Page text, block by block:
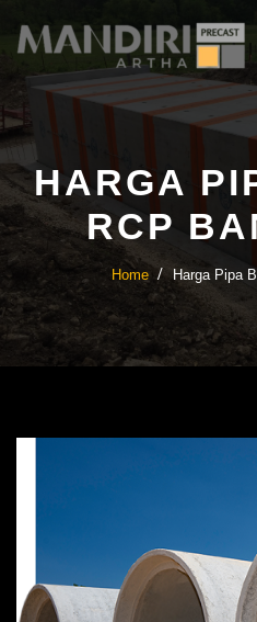
content
HARGA
RCP
Home Harga Pipa